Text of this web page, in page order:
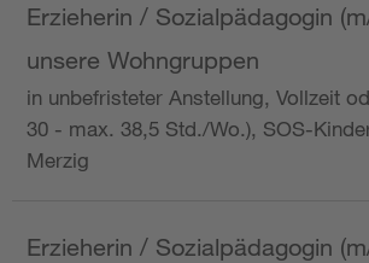
Erzieherin / Sozialpädagogin
unsere Wohngruppen
in unbefristeter Anstellung, Vollzeit
30 - max. 38,5 Std./Wo.), SOS-
Merzig
Erzieherin / Sozialpädagogin